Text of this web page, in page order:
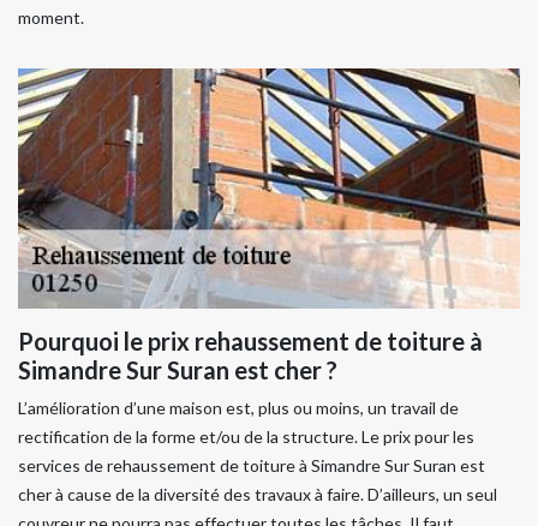
moment.
Pourquoi le prix rehaussement de toiture à
Simandre Sur Suran est cher ?
L’amélioration d’une maison est, plus ou moins, un travail de
rectification de la forme et/ou de la structure. Le prix pour les
services de rehaussement de toiture à Simandre Sur Suran est
cher à cause de la diversité des travaux à faire. D’ailleurs, un seul